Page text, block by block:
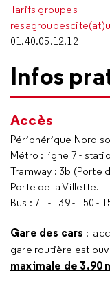
Tarifs groupes
01.40.05.12.12
Infos
Accès
Périphérique Nord
Métro : ligne 7 -
Tramway : 3b (Porte
Porte de la Villette.
Bus : 71 - 139 - 150 -
Gare des cars :
gare routière est
maximale de 3.90